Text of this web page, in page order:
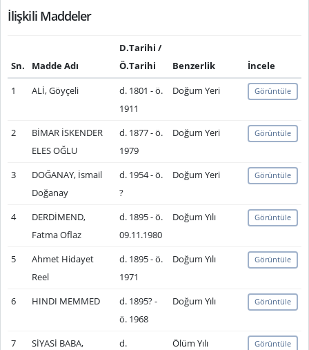
İlişkili Maddeler
Sn. Madde Adı
D.Tarihi /
Ö.Tarihi
Benzerlik
İncele
1
ALİ, Göyçeli
d. 1801 - ö.
1911
Doğum Yeri Görüntüle
2
BİMAR İSKENDER
ELES OĞLU
d. 1877 - ö.
1979
Doğum Yeri Görüntüle
3
DOĞANAY, İsmail
Doğanay
d. 1954 - ö.
?
Doğum Yeri Görüntüle
4
DERDİMEND,
Fatma Oflaz
d. 1895 - ö.
09.11.1980
Doğum Yılı Görüntüle
5
Ahmet Hidayet
Reel
d. 1895 - ö.
1971
Doğum Yılı Görüntüle
6 HINDI MEMMED
d. 1895? -
ö. 1968
Doğum Yılı Görüntüle
7
SİYASİ BABA,
d.
Ölüm Yılı Görüntüle